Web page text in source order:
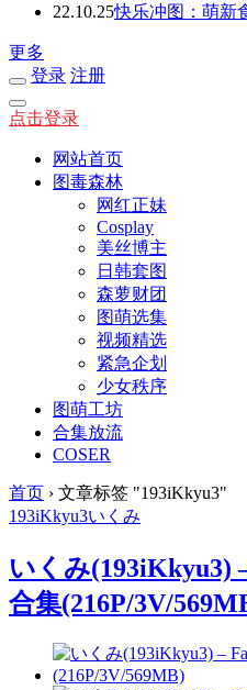
22.10.25快乐冲图：萌新
更多
登录 注册
点击登录
网站首页
图毒森林
网红正妹
Cosplay
美丝博主
日韩套图
森萝财团
图萌选集
视频精选
紧急企划
少女秩序
图萌工坊
合集放流
COSER
首页 › 文章标签 "193iKkyu3"
193iKkyu3いくみ
いくみ(193iKkyu3)
合集(216P/3V/